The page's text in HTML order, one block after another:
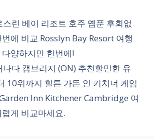
스린 베이 리조트 호주 옙푼 후회없
에 비교 Rosslyn Bay Resort 여행
양하지만 한번에!
나다 캠브리지 (ON) 추천할만한 유
10위까지 힐튼 가든 인 키치너 케임
Inn Kitchener Cambridge 여
게 비교마세요.